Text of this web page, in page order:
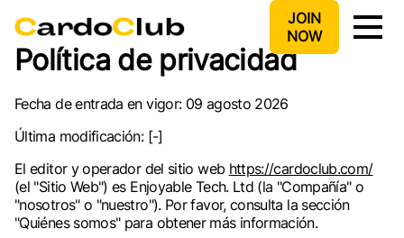
JOIN
NOW
Política de privacidad
Fecha de entrada en vigor: 09 agosto 2026
Última modificación: [-]
El editor y operador del sitio web https://cardoclub.com/
(el "Sitio Web") es Enjoyable Tech. Ltd (la "Compañía" o
"nosotros" o "nuestro"). Por favor, consulta la sección
"Quiénes somos" para obtener más información.